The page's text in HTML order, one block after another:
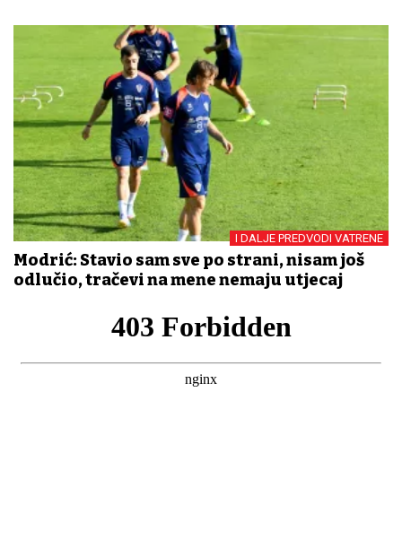
I DALJE PREDVODI VATRENE
Modrić: Stavio sam sve po strani, nisam još
odlučio, tračevi na mene nemaju utjecaj